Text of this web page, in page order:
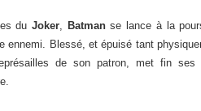
duJoker, Batmanse lance à la
ennemi. Blessé, et épuisé tant
de son patron, met fin